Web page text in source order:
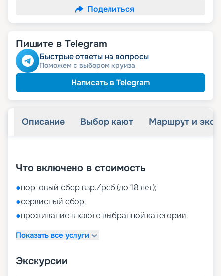
Поделиться
Пишите в Telegram
Быстрые ответы на вопросы
Поможем с выбором круиза
Написать в Telegram
Описание Выбор кают Маршрут и
Что включено в стоимость
●портовый сбор взр./реб.(до 18 лет);
●сервисный сбор;
●проживание в каюте выбранной категории;
Показать все услуги
Экскурсии